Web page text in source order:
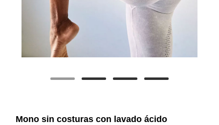
Mono sin costuras con lavado ácido